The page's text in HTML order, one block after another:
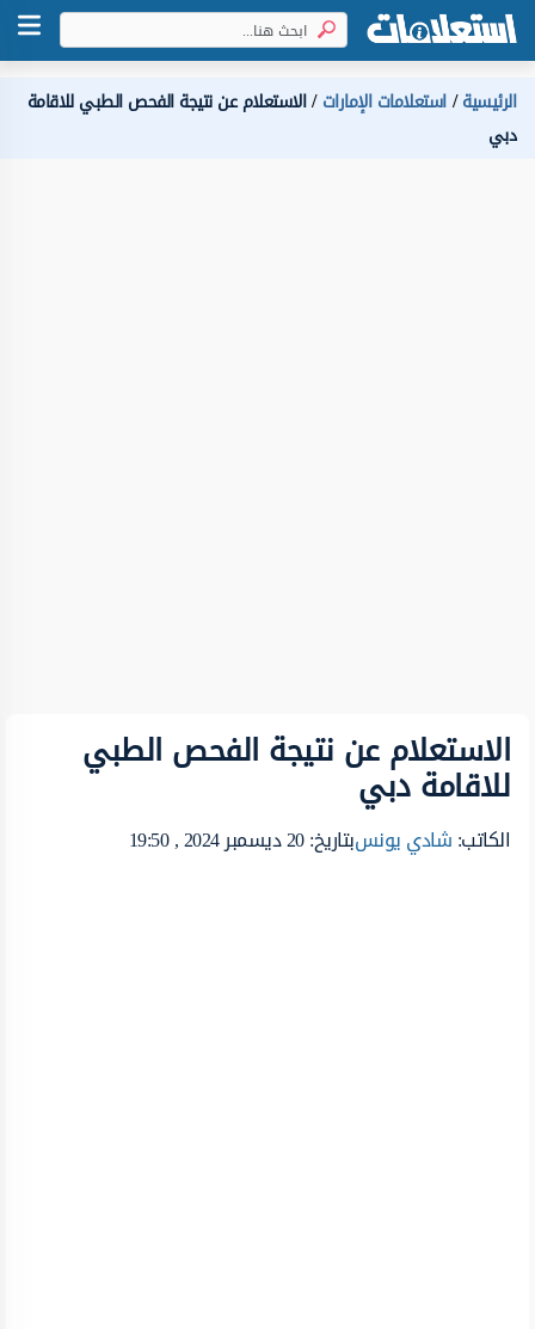
الرئيسية استعلامات الإمارات الاستعلام عن نتيجة الفحص الطبي للاقامة
دبي
الاستعلام عن نتيجة الفحص الطبي
للاقامة دبي
الكاتب:شادي يونسبتاريخ: 20 ديسمبر 2024 , 19:50